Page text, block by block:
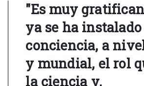
"Es muy
ya se ha
conciencia, a
y mundial, el rol
la ciencia y,